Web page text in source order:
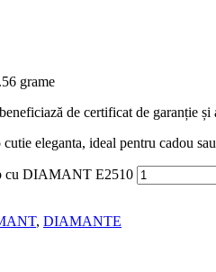
grame
de certificat de garanție
eleganta, ideal pentru cadou
cu DIAMANT E2510
, DIAMANTE